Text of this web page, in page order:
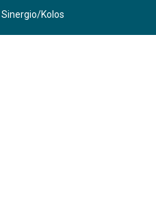
Sinergio/Kolos